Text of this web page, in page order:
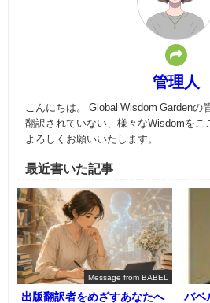
管理人
こんにちは。 Global Wisdom Gardenの
翻訳されていない、様々なWisdomをこ
よろしくお願いいたします。
最近書いた記事
Message from BABEL
出版翻訳者をめざすあなたへ
バベ